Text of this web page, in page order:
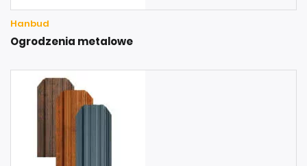
Hanbud
Ogrodzenia metalowe